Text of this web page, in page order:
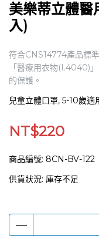
美樂蒂立體
入)
符合CNS14774產品標
「醫療用衣物(I.4040)
的保護。
兒童立體口罩, 5-10歲適
NT$220
商品編號: 8CN-BV-122
供貨狀況: 庫存不足